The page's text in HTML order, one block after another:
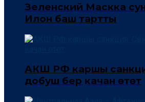
Зеленский Маскка
Илон баш тартты
АКШ РФ каршы
добуш берүү качан өтөт